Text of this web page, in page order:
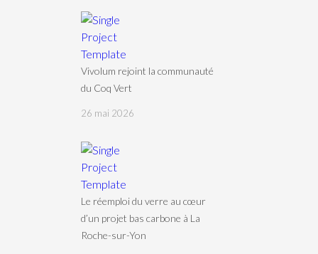
Vivolum rejoint la communauté
du Coq Vert
26 mai 2026
Le réemploi du verre au cœur
d’un projet bas carbone à La
Roche-sur-Yon